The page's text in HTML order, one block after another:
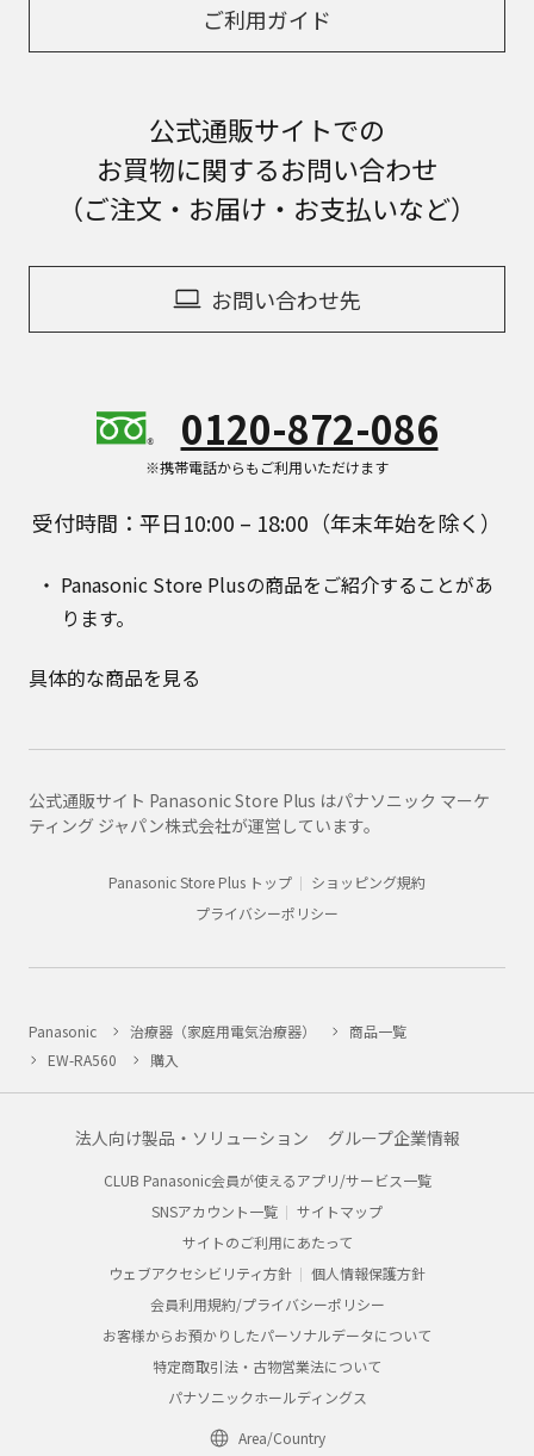
ご利用ガイド
公式通販サイトでの
お買物に関するお問い合わせ
（ご注文・お届け・お支払いなど）
お問い合わせ先
0120-872-086
※携帯電話からもご利用いただけます
受付時間：平日10:00 – 18:00（年末年始を除く）
Panasonic Store Plusの商品をご紹介することがあ
ります。
具体的な商品を見る
公式通販サイト Panasonic Store Plus はパナソニック マーケ
ティング ジャパン株式会社が運営しています。
Panasonic Store Plus トップ
ショッピング規約
プライバシーポリシー
Panasonic 治療器（家庭用電気治療器）
商品一覧
EW-RA560
購入
法人向け製品・ソリューション グループ企業情報
CLUB Panasonic会員が使えるアプリ/サービス一覧
SNSアカウント一覧
サイトマップ
サイトのご利用にあたって
ウェブアクセシビリティ方針
個人情報保護方針
会員利用規約/プライバシーポリシー
お客様からお預かりしたパーソナルデータについて
特定商取引法・古物営業法について
パナソニックホールディングス
Area/Country